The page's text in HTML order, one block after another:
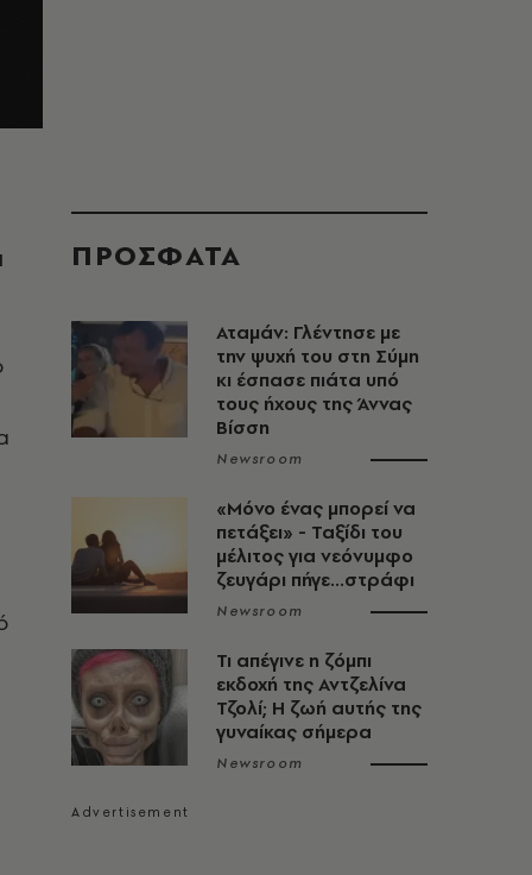
ΠΡΟΣΦΑΤΑ
Αταμάν: Γλέντησε με
την ψυχή του στη Σύμη
κι έσπασε πιάτα υπό
τους ήχους της Άννας
Βίσση
Newsroom
«Μόνο ένας μπορεί να
πετάξει» - Ταξίδι του
μέλιτος για νεόνυμφο
ζευγάρι πήγε...στράφι
Newsroom
Τι απέγινε η ζόμπι
εκδοχή της Αντζελίνα
Τζολί; Η ζωή αυτής της
γυναίκας σήμερα
Newsroom